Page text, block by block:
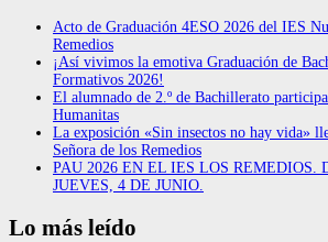
Acto de Graduación 4ESO 2026 del IES
Remedios
¡Así vivimos la emotiva Graduación de
Formativos 2026!
El alumnado de 2.º de Bachillerato
Humanitas
La exposición «Sin insectos no hay vida»
Señora de los Remedios
PAU 2026 EN EL IES LOS REMEDIOS.
JUEVES, 4 DE JUNIO.
Lo más leído